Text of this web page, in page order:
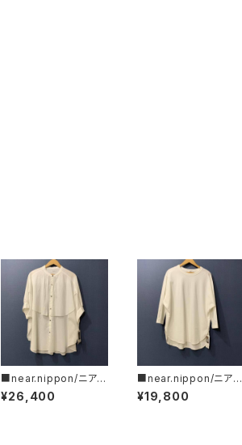
■near.nippon/ニアー
ニッポン■コットンテン
セルボイル オーバーブ
¥26,400
■near.nippon/ニア
ー・ニッポン■オーガニ
ックコットン・ロンT■一
¥19,800